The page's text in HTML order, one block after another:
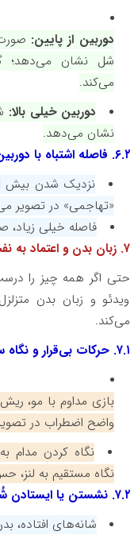
دوربین از پایین:
شل نشان می‌دهد؛
می‌کند.
دوربین خیلی بالا:
نشان می‌دهد.
۶.۲. فاصله اشتباه با
نزدیک شدن بیش
«تهاجمی» در تصویر
فاصله خیلی زیاد،
۷. زبان بدن و اعتماد به
حتی اگر همه چیز را
ویدئو و زبان بدن
می‌کند.
۷.۱. حرکات بی‌قرار و نگاه
بازی مداوم با مو،
واضح اضطراب در
نگاه کردن مدام
نگاه مستقیم به لنز،
۷.۲. نشستن یا ایستادن
شانه‌های